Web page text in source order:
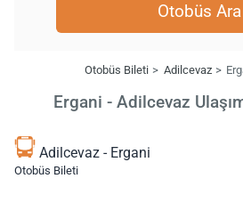
Otobüs Ara
Otobüs Bileti Adilcevaz
Ergani - Adilcevaz
Adilcevaz - Ergani
Otobüs Bileti